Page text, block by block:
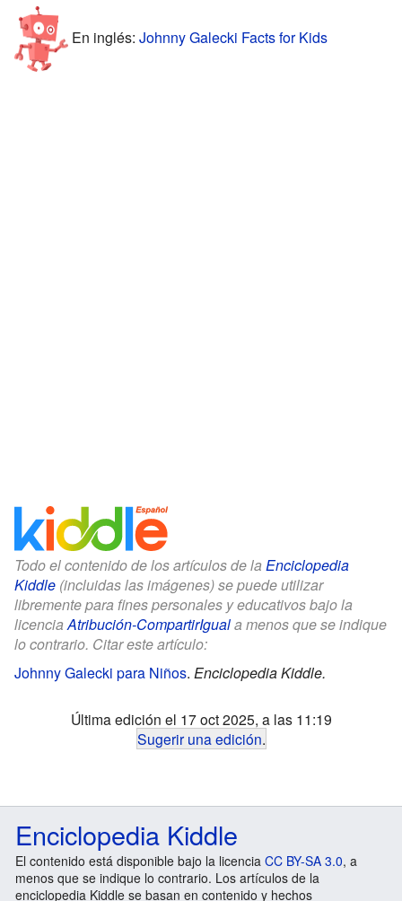
En inglés: Johnny Galecki Facts for Kids
Todo el contenido de los artículos de la Enciclopedia
Kiddle (incluidas las imágenes) se puede utilizar
libremente para fines personales y educativos bajo la
licenciaAtribución-CompartirIguala menos que se indique
lo contrario. Citar este artículo:
Johnny Galecki para Niños. Enciclopedia Kiddle.
Última edición el 17 oct 2025, a las 11:19
Sugerir una edición.
Enciclopedia Kiddle
El contenido está disponible bajo la licencia CC BY-SA 3.0, a
menos que se indique lo contrario. Los artículos de la
enciclopedia Kiddle se basan en contenido y hechos